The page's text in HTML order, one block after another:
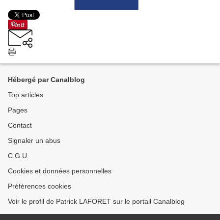
Hébergé par Canalblog
Top articles
Pages
Contact
Signaler un abus
C.G.U.
Cookies et données personnelles
Préférences cookies
Voir le profil de Patrick LAFORET sur le portail Canalblog